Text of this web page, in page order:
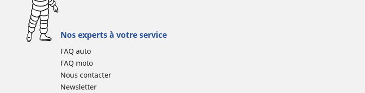
Nos experts à votre service
FAQ auto
FAQ moto
Nous contacter
Newsletter